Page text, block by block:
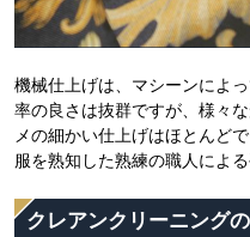
機械仕上げは、マシーンによ
率の良さは抜群ですが、様々
メの細かい仕上げはほとんど
服を熟知した熟練の職人によ
クレアンクリーニング